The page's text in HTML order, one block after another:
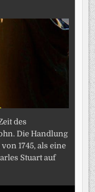
des
Die Handlung
1745, als eine
Stuart auf